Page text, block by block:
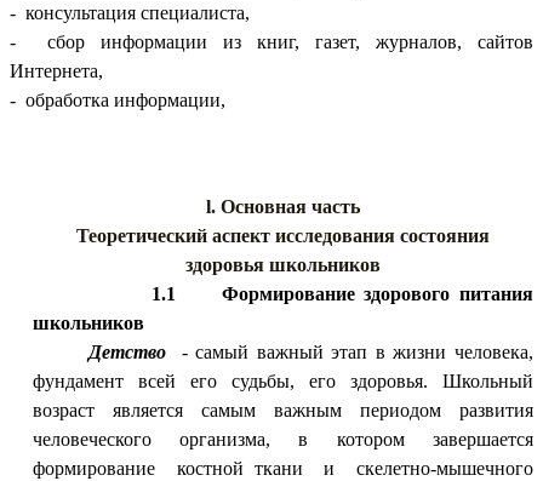
- консультация специалиста,
- сбор информации из книг, газет, журналов, сайтов
Интернета,
- обработка информации,
l. Основная часть
Теоретический аспект исследования состояния
здоровья школьников
1.1 Формирование здорового питания
школьников
Детство
- самый важный этап в жизни человека,
фундамент всей его судьбы, его здоровья. Школьный
возраст является самым важным периодом развития
человеческого организма, в котором завершается
формирование костной ткани и скелетно-мышечного